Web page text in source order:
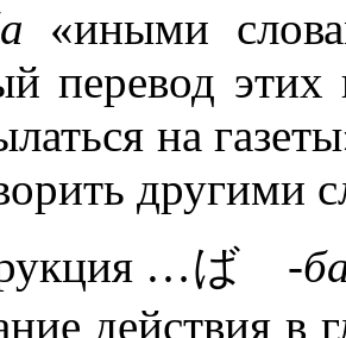
«иными
перевод
на
другими
…ば -
действия в